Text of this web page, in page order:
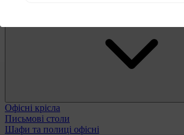
Офісні крісла
Письмові столи
Шафи та полиці офісні